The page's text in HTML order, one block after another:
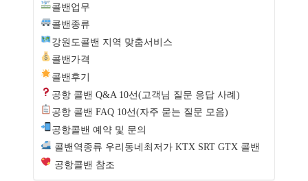
콜밴업무
콜밴종류
강원도콜밴 지역 맞춤서비스
콜밴가격
콜밴후기
공항 콜밴 Q&A 10선(고객님 질문 응답 사례)
공항 콜밴 FAQ 10선(자주 묻는 질문 모음)
공항콜밴 예약 및 문의
콜밴역종류 우리동네최저가 KTX SRT GTX 콜밴
공항콜밴 참조